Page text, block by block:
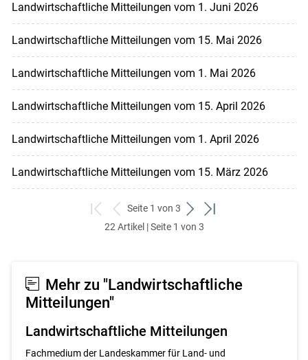
Landwirtschaftliche Mitteilungen vom 1. Juni 2026
Landwirtschaftliche Mitteilungen vom 15. Mai 2026
Landwirtschaftliche Mitteilungen vom 1. Mai 2026
Landwirtschaftliche Mitteilungen vom 15. April 2026
Landwirtschaftliche Mitteilungen vom 1. April 2026
Landwirtschaftliche Mitteilungen vom 15. März 2026
zum
ersten
zurück
zum
Seite 1 von 3
weiter
zum
zum
22 Artikel | Seite 1 von 3
Mehr zu "Landwirtschaftliche
Mitteilungen"
Landwirtschaftliche Mitteilungen
Fachmedium der Landeskammer für Land- und